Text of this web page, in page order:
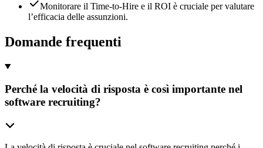
Monitorare il Time-to-Hire e il ROI è cruciale per valutare
l’efficacia delle assunzioni.
Domande frequenti
Perché la velocità di risposta è così importante nel
software recruiting?